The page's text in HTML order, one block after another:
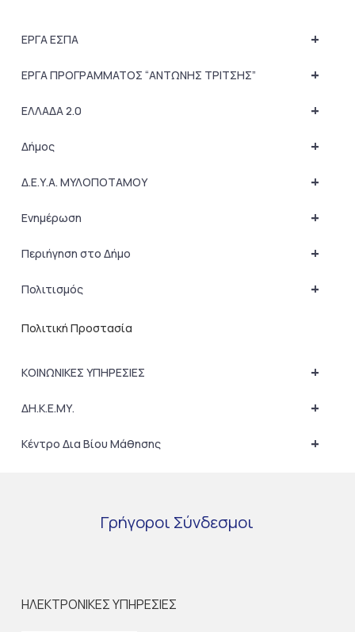
+
ΕΡΓΑ ΕΣΠΑ
+
ΕΡΓΑ ΠΡΟΓΡΑΜΜΑΤΟΣ “ΑΝΤΩΝΗΣ ΤΡΙΤΣΗΣ”
+
ΕΛΛΑΔΑ 2.0
+
Δήμος
+
Δ.Ε.Υ.Α. ΜΥΛΟΠΟΤΑΜΟΥ
+
Ενημέρωση
+
Περιήγηση στο Δήμο
+
Πολιτισμός
Πολιτική Προστασία
+
ΚΟΙΝΩΝΙΚΕΣ ΥΠΗΡΕΣΙΕΣ
+
ΔΗ.Κ.Ε.ΜΥ.
+
Κέντρο Δια Βίου Μάθησης
Γρήγοροι Σύνδεσμοι
ΗΛΕΚΤΡΟΝΙΚΕΣ ΥΠΗΡΕΣΙΕΣ